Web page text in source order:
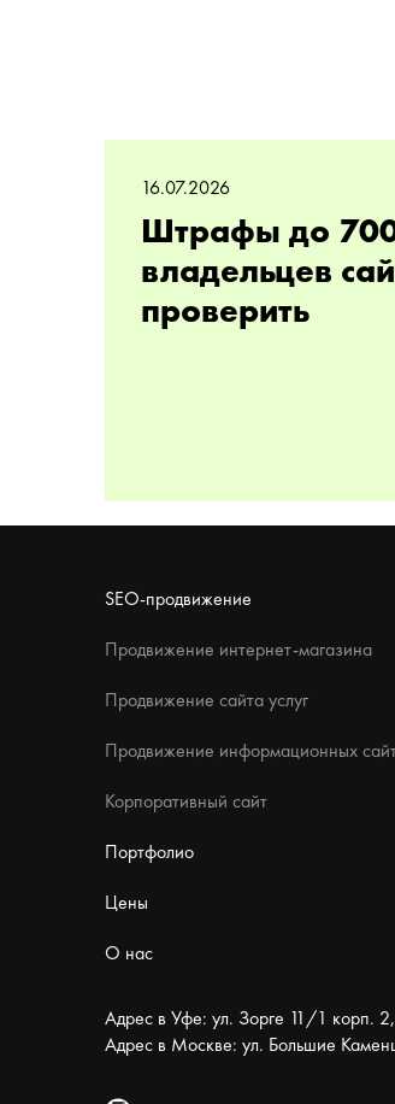
16.07.2026
Штрафы до 700
владельцев
проверить
SEO-продвижение
Продвижение интернет-магазина
Продвижение сайта услуг
Продвижение информационных
Корпоративный сайт
Портфолио
Цены
О нас
Адрес в Уфе: ул. Зорге 11/1 корп.
Адрес в Москве: ул. Большие